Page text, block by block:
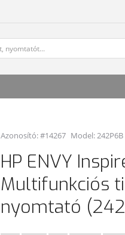
Azonosító: #14267 Model:242P6B
HP ENVY
Multifunkciós
nyomtató